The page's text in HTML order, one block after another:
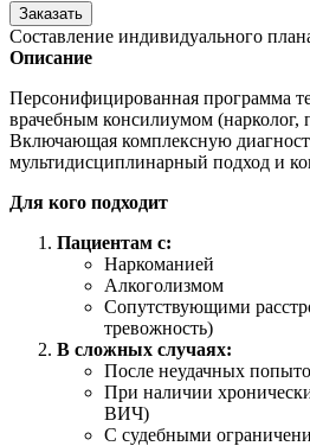
Заказать
Составление индивидуального
Описание
Персонифицированная программа
врачебным консилиумом (нарколог,
Включающая комплексную
мультидисциплинарный подход и
Для кого подходит
Пациентам с:
Наркоманией
Алкоголизмом
Сопутствующими
тревожность)
В сложных случаях:
После неудачных
При наличии
ВИЧ)
С судебными